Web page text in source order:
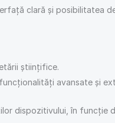
clară și posibilitatea
științifice.
avansate și
dispozitivului, în funcție